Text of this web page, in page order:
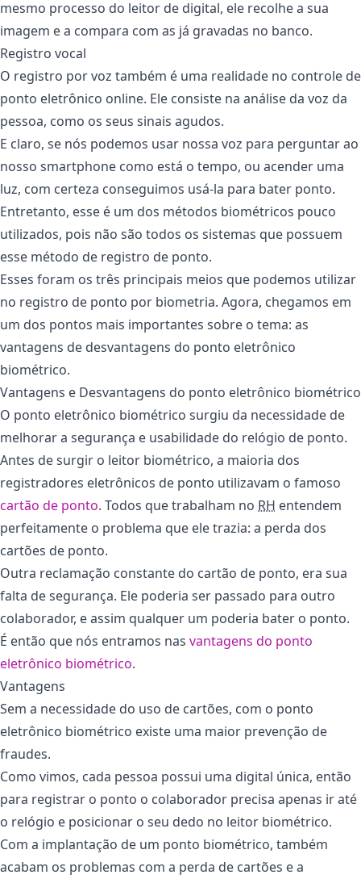
mesmo processo do leitor de digital, ele recolhe a sua
imagem e a compara com as já gravadas no banco.
Registro vocal
O registro por voz também é uma realidade no controle de
ponto eletrônico online. Ele consiste na análise da voz da
pessoa, como os seus sinais agudos.
E claro, se nós podemos usar nossa voz para perguntar ao
nosso smartphone como está o tempo, ou acender uma
luz, com certeza conseguimos usá-la para bater ponto.
Entretanto, esse é um dos métodos biométricos pouco
utilizados, pois não são todos os sistemas que possuem
esse método de registro de ponto.
Esses foram os três principais meios que podemos utilizar
no registro de ponto por biometria. Agora, chegamos em
um dos pontos mais importantes sobre o tema: as
vantagens de desvantagens do ponto eletrônico
biométrico.
Vantagens e Desvantagens do ponto eletrônico biométrico
O ponto eletrônico biométrico surgiu da necessidade de
melhorar a segurança e usabilidade do relógio de ponto.
Antes de surgir o leitor biométrico, a maioria dos
registradores eletrônicos de ponto utilizavam o famoso
cartão de ponto. Todos que trabalham no RH entendem
perfeitamente o problema que ele trazia: a perda dos
cartões de ponto.
Outra reclamação constante do cartão de ponto, era sua
falta de segurança. Ele poderia ser passado para outro
colaborador, e assim qualquer um poderia bater o ponto.
É então que nós entramos nas vantagens do ponto
eletrônico biométrico.
Vantagens
Sem a necessidade do uso de cartões, com o ponto
eletrônico biométrico existe uma maior prevenção de
fraudes.
Como vimos, cada pessoa possui uma digital única, então
para registrar o ponto o colaborador precisa apenas ir até
o relógio e posicionar o seu dedo no leitor biométrico.
Com a implantação de um ponto biométrico, também
acabam os problemas com a perda de cartões e a